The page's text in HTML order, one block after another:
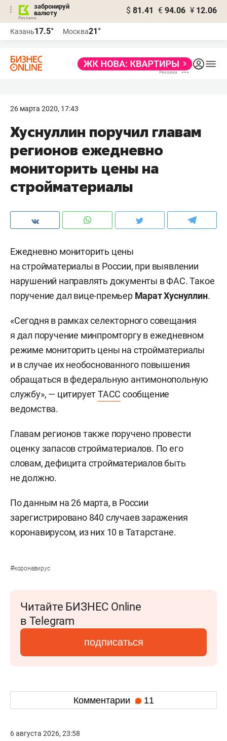
забронируй
валюту
$ 81.41 € 94.06 ¥ 12.06
Казань17.5° Москва21°
26 марта 2020, 17:43
Хуснуллин поручил главам
регионов ежедневно
мониторить цены на
стройматериалы
Ежедневно мониторить цены
на стройматериалы в России, при выявлении
нарушений направлять документы в ФАС. Такое
поручение дал вице-премьер Марат Хуснуллин.
«Сегодня в рамках селекторного совещания
я дал поручение минпромторгу в ежедневном
режиме мониторить цены на стройматериалы
и в случае их необоснованного повышения
обращаться в федеральную антимонопольную
службу», — цитируетТАСС сообщение
ведомства.
Главам регионов также поручено провести
оценку запасов стройматериалов. По его
словам, дефицита стройматериалов быть
не должно.
По данным на 26 марта, в России
зарегистрировано 840 случаев заражения
коронавирусом, из них 10 в Татарстане.
#коронавирус
Читайте БИЗНЕС Online
в Telegram
подписаться
Комментарии 11
6 августа 2026, 23:58